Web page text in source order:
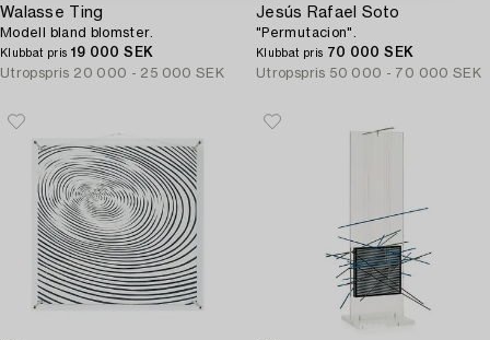
Walasse Ting
Modell bland blomster.
Klubbat pris 19 000 SEK
Utropspris 20 000 - 25 000 SEK
Jesús Rafael Soto
"Permutacion".
Klubbat pris 70 000 SEK
Utropspris 50 000 - 70 000 SEK